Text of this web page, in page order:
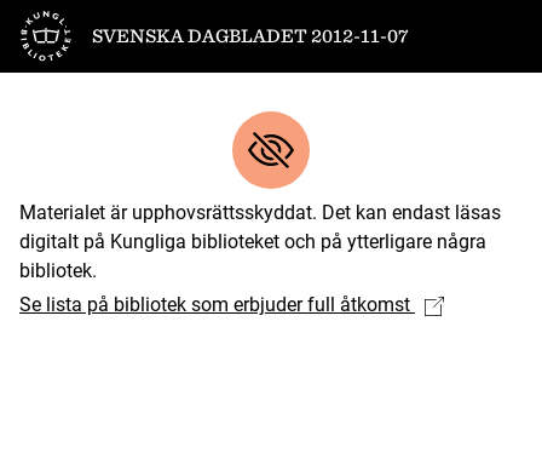
Till startsidan
SVENSKA DAGBLADET 2012-11-07
Materialet är upphovsrättsskyddat. Det kan endast läsas
digitalt på Kungliga biblioteket och på ytterligare några
bibliotek.
Se lista på bibliotek som erbjuder full åtkomst